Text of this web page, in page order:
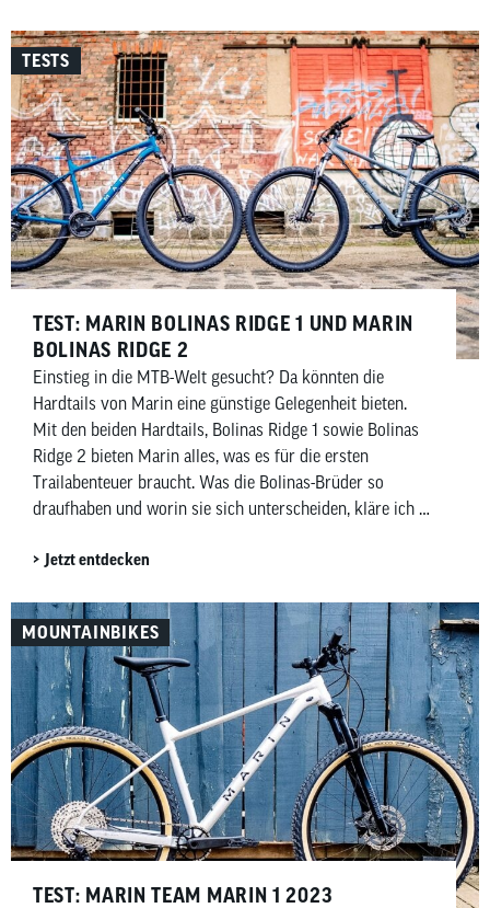
TESTS
TEST: MARIN BOLINAS RIDGE 1 UND MARIN
BOLINAS RIDGE 2
Einstieg in die MTB-Welt gesucht? Da könnten die
Hardtails von Marin eine günstige Gelegenheit bieten.
Mit den beiden Hardtails, Bolinas Ridge 1 sowie Bolinas
Ridge 2 bieten Marin alles, was es für die ersten
Trailabenteuer braucht. Was die Bolinas-Brüder so
draufhaben und worin sie sich unterscheiden, kläre ich in
Jetzt entdecken
MOUNTAINBIKES
TEST: MARIN TEAM MARIN 1 2023